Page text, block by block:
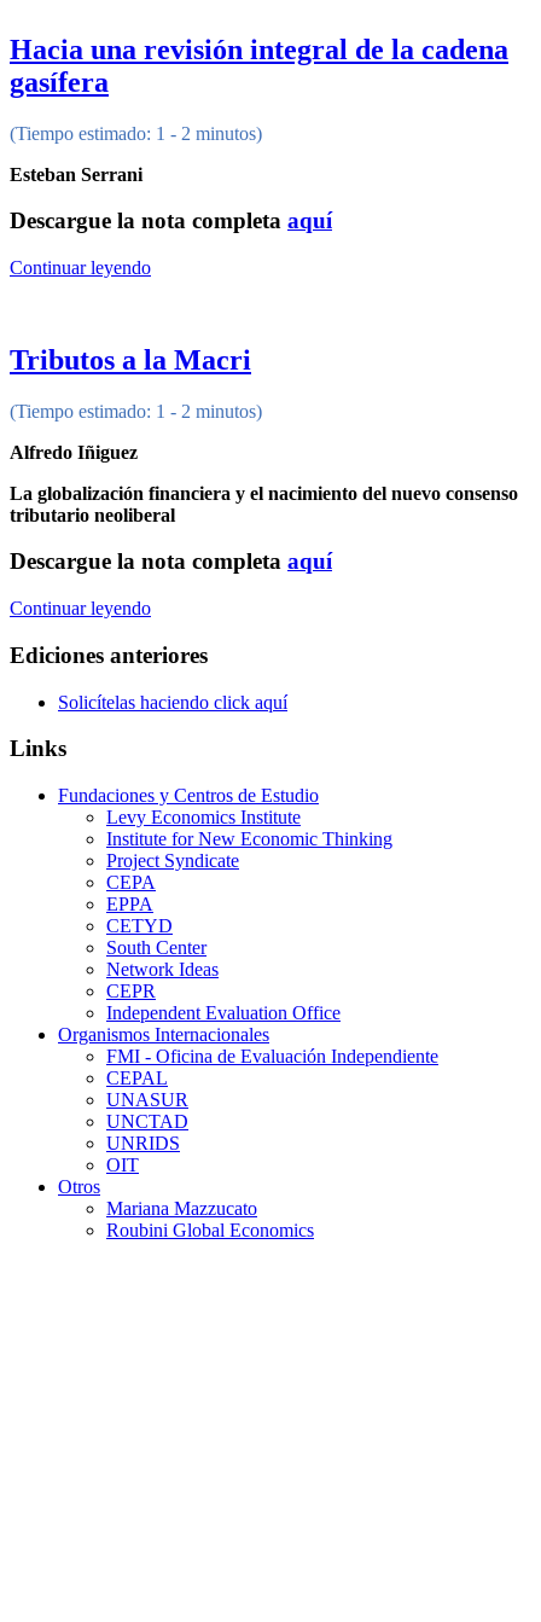
Hacia una revisión integral de la cadena
gasífera
(Tiempo estimado: 1 - 2 minutos)
Esteban Serrani
Descargue la nota completa aquí
Continuar leyendo
Tributos a la Macri
(Tiempo estimado: 1 - 2 minutos)
Alfredo Iñiguez
La globalización financiera y el nacimiento del nuevo consenso
tributario neoliberal
Descargue la nota completa aquí
Continuar leyendo
Ediciones anteriores
Solicítelas haciendo click aquí
Links
Fundaciones y Centros de Estudio
Levy Economics Institute
Institute for New Economic Thinking
Project Syndicate
CEPA
EPPA
CETYD
South Center
Network Ideas
CEPR
Independent Evaluation Office
Organismos Internacionales
FMI - Oficina de Evaluación Independiente
CEPAL
UNASUR
UNCTAD
UNRIDS
OIT
Otros
Mariana Mazzucato
Roubini Global Economics